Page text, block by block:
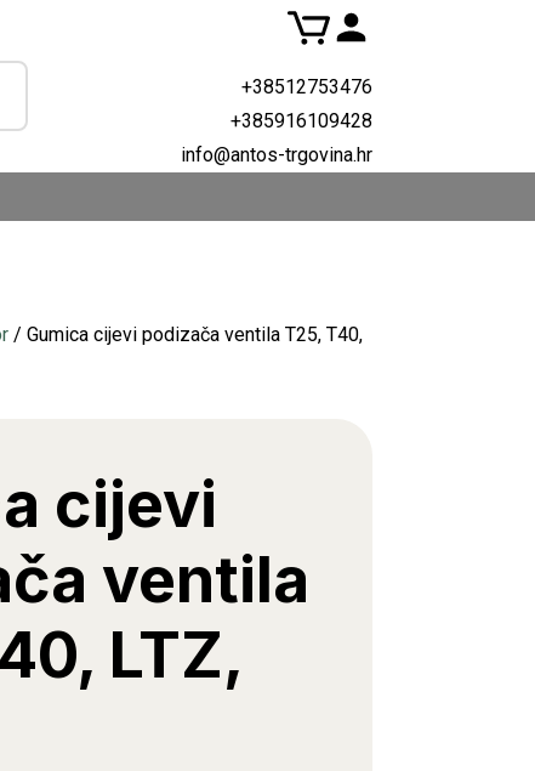
+38512753476
+385916109428
info@antos-trgovina.hr
/ Gumica cijevi podizača ventila T25, T40,
cijevi
ventila
LTZ,